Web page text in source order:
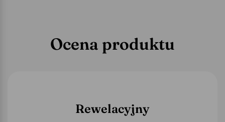
Ocena produktu
Rewelacyjny